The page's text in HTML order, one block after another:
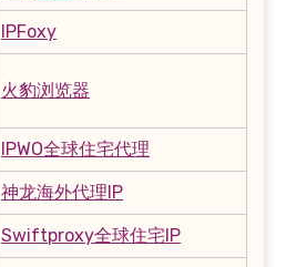
IPFoxy
火豹浏览器
IPWO全球住宅代理
神龙海外代理IP
Swiftproxy全球住宅IP